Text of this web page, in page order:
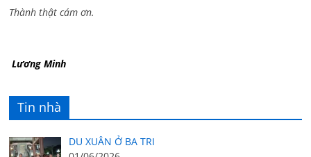
Thành thật cám ơn.
Lương Minh
Tin nhà
DU XUÂN Ở BA TRI